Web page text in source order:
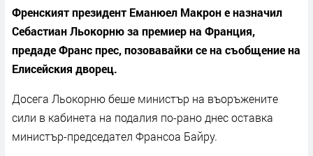
Френският президент Еманюел Макрон е назначил
Себастиан Льокорню за премиер на Франция,
предаде Франс прес, позовавайки се на съобщение на
Елисейския дворец.
Досега Льокорню беше министър на въоръжените
сили в кабинета на подалия по-рано днес оставка
министър-председател Франсоа Байру.